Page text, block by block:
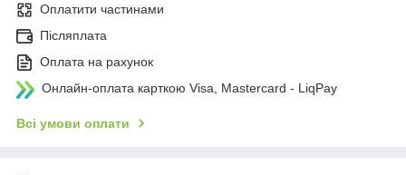
Оплатити частинами
Післяплата
Оплата на рахунок
Онлайн-оплата карткою Visa, Mastercard - LiqPay
Всі умови оплати